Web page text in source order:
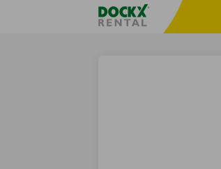
Taalselectie overslaanFratello DEMO